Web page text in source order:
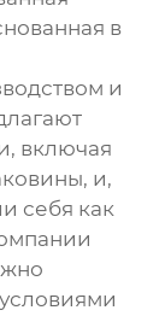
в
и
включая
, и,
себя как